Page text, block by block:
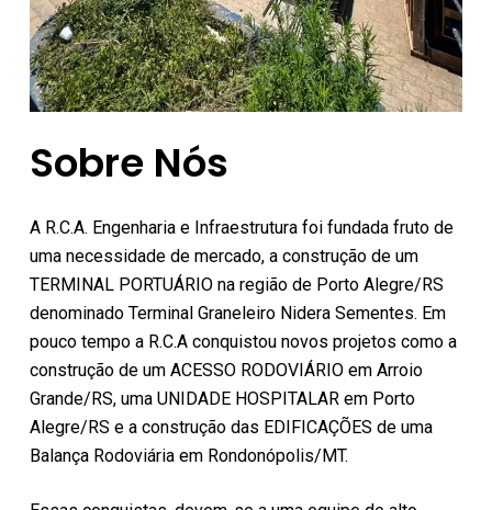
Sobre Nós
A R.C.A. Engenharia e Infraestrutura foi fundada fruto de
uma necessidade de mercado, a construção de um
TERMINAL PORTUÁRIO na região de Porto Alegre/RS
denominado Terminal Graneleiro Nidera Sementes. Em
pouco tempo a R.C.A conquistou novos projetos como a
construção de um ACESSO RODOVIÁRIO em Arroio
Grande/RS, uma UNIDADE HOSPITALAR em Porto
Alegre/RS e a construção das EDIFICAÇÕES de uma
Balança Rodoviária em Rondonópolis/MT.